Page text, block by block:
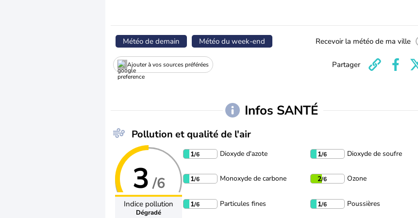
Météo de demain Météo du week-end Recevoir la météo de ma ville
Ajouter à vos sources préférées Partager
Infos SANTÉ
Pollution et qualité de l'air
3 /6
Indice pollution
Dégradé
1/6 Dioxyde d'azote 1/6 Dioxyde de soufre
1/6 Monoxyde de carbone 2/6 Ozone
1/6 Particules fines 1/6 Poussières